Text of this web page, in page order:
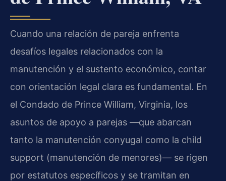
Cuando una relación de pareja enfrenta
desafíos legales relacionados con la
manutención y el sustento económico, contar
con orientación legal clara es fundamental. En
el Condado de Prince William, Virginia, los
asuntos de apoyo a parejas —que abarcan
tanto la manutención conyugal como la child
support (manutención de menores)— se rigen
por estatutos específicos y se tramitan en